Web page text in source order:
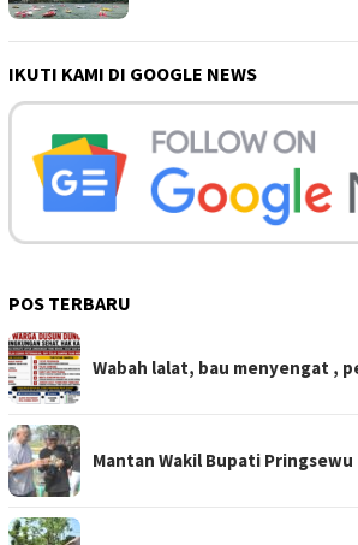
IKUTI KAMI DI GOOGLE NEWS
POS TERBARU
Wabah lalat, bau menyengat ,
Mantan Wakil Bupati